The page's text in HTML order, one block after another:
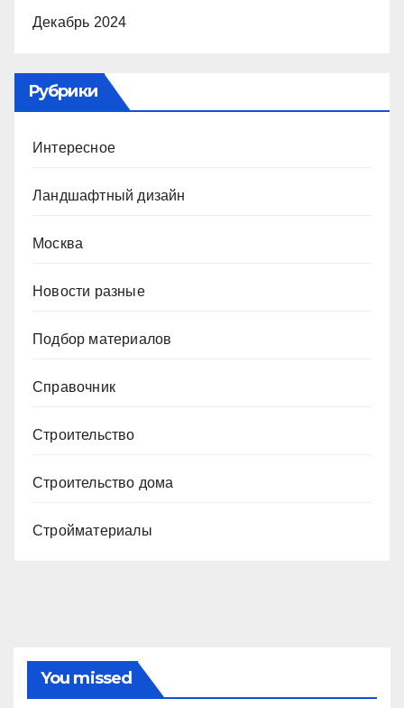
Декабрь 2024
Рубрики
Интересное
Ландшафтный дизайн
Москва
Новости разные
Подбор материалов
Справочник
Строительство
Строительство дома
Стройматериалы
You missed